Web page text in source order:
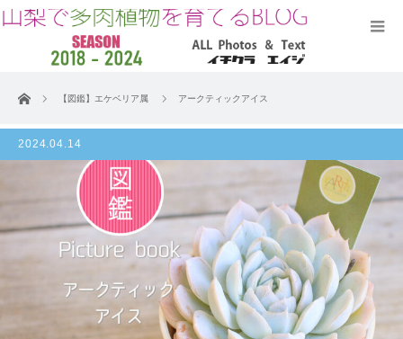
ホーム 【図鑑】エケベリア属 アークティックアイス
2024.04.14